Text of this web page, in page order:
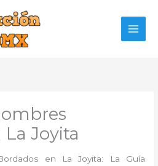
Joyita
en La Joyita: La Guía